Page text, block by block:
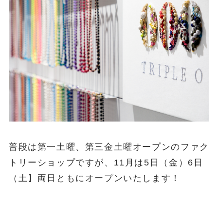
普段は第一土曜、第三金土曜オープンのファク
トリーショップですが、11月は5日（金）6日
（土】両日ともにオープンいたします！